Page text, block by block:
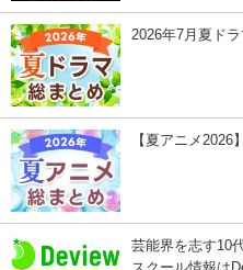
2026年7月夏ド
【夏アニメ2026
芸能界を志す10